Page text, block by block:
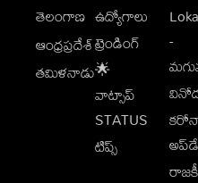
తెలంగాణ
ఆంధ్రప్రదేశ్
తమిళనాడు
ఉద్యోగాలు
ట్రెండింగ్
🌟
వాట్సాప్
STATUS
టిప్స్
-